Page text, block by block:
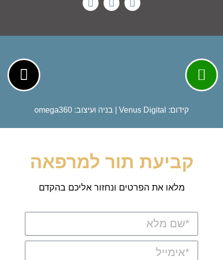
קידום: Venus Digital | בניה ועיצוב: omega360
קביעת תור למרפאה
מלאו את הפרטים ונחזור אליכם בהקדם